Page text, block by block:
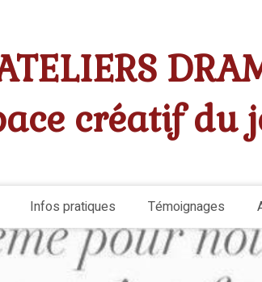
créatif du
Infos pratiques Témoignages